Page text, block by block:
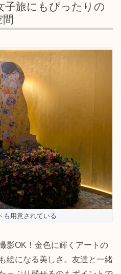
子旅にもぴったりの
も用意されている
影OK！金色に輝くアートの
絵になる美しさ。友達と一緒